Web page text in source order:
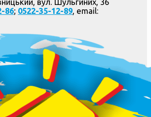
вул. Шульгиних, 36
86; 0522-35-12-89, email: